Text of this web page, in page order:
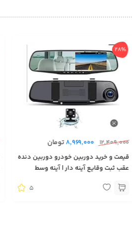
28%
12,409,000
8,969,000تومان
قیمت و خرید دوربین خودرو دوربین دنده
عقب ثبت وقایع آینه دار | آینه وسط
امنیتی خودرو
5